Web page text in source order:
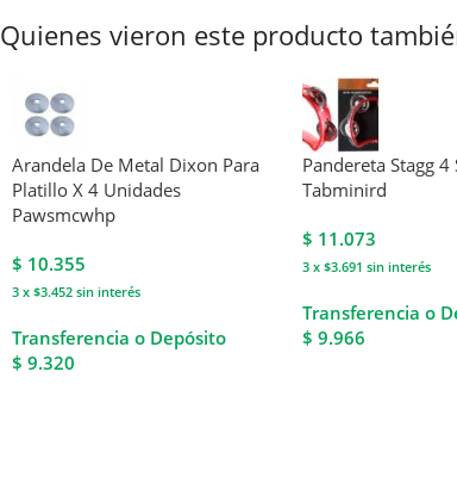
Quienes vieron este producto
Arandela De Metal Dixon Para
Platillo X 4 Unidades
Pawsmcwhp
$ 10.355
3 x $3.452 sin interés
Transferencia o Depósito
$ 9.320
Pandereta Stagg 4
Tabminird
$ 11.073
3 x $3.691 sin interés
Transferencia o
$ 9.966